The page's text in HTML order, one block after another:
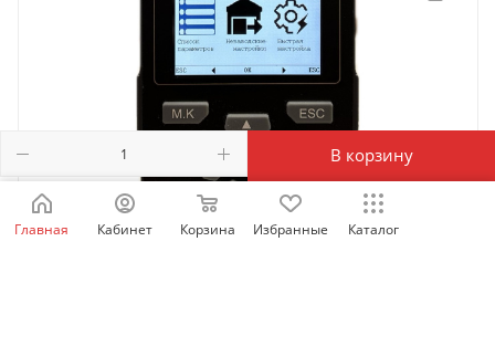
В корзину
Главная Кабинет Корзина Избранные Каталог